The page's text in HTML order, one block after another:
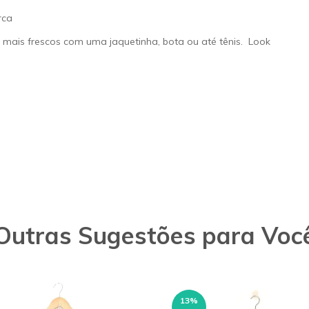
frescos com uma jaquetinha, bota ou até tênis. Look
Sugestões para
13%